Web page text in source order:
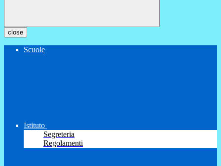
close
Scuole
Istituto
Segreteria
Regolamenti